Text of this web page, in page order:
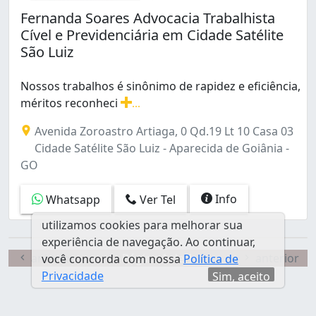
Fernanda Soares Advocacia Trabalhista
Cível e Previdenciária em Cidade Satélite
São Luiz
Nossos trabalhos é sinônimo de rapidez e eficiência,
méritos reconheci
Avenida Zoroastro Artiaga, 0 Qd.19 Lt 10 Casa 03
Cidade Satélite São Luiz - Aparecida de Goiânia -
GO
Whatsapp Ver Tel Info
anterior Página 1 de 1 anterior
utilizamos cookies para melhorar sua
experiência de navegação. Ao continuar,
você concorda com nossa Política de
Privacidade
Sim, aceito